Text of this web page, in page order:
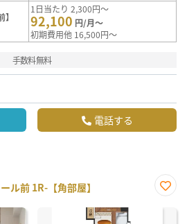
1日当たり 2,300円～
92,100 円/月～
初期費用他 16,500円～
手数料無料
電話する
ル前 1R-【角部屋】
に入